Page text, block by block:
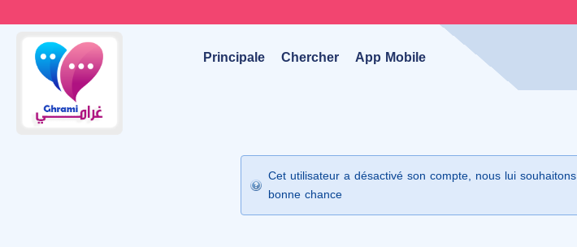
Principale Chercher App Mobile
Cet utilisateur a désactivé son compte, nous lui souhaitons
bonne chance